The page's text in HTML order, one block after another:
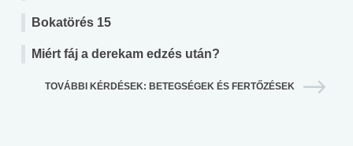
Bokatörés 15
Miért fáj a derekam edzés után?
TOVÁBBI KÉRDÉSEK: BETEGSÉGEK ÉS FERTŐZÉSEK